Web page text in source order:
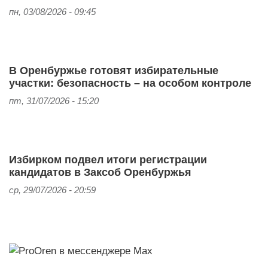
пн, 03/08/2026 - 09:45
В Оренбуржье готовят избирательные
участки: безопасность – на особом контроле
пт, 31/07/2026 - 15:20
Избирком подвел итоги регистрации
кандидатов в Заксоб Оренбуржья
ср, 29/07/2026 - 20:59